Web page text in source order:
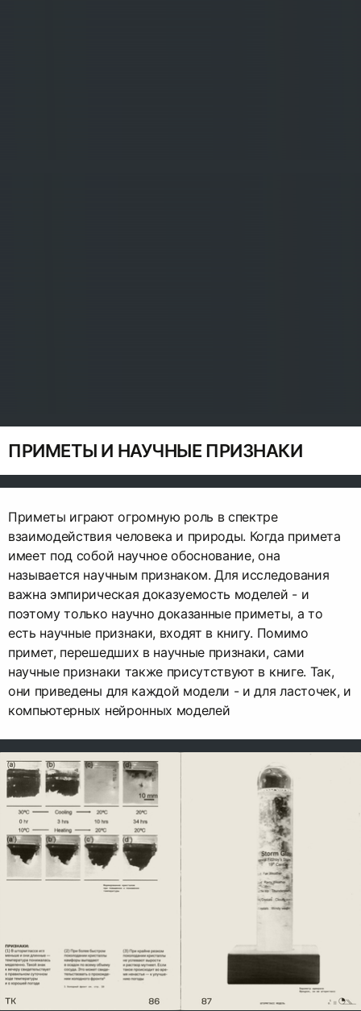
ПРИМЕТЫ И НАУЧНЫЕ ПРИЗНАКИ
Приметы играют огромную роль в спектре
взаимодействия человека и природы. Когда примета
имеет под собой научное обоснование, она
называется научным признаком. Для исследования
важна эмпирическая доказуемость моделей - и
поэтому только научно доказанные приметы, а то
есть научные признаки, входят в книгу. Помимо
примет, перешедших в научные признаки, сами
научные признаки также присутствуют в книге. Так,
они приведены для каждой модели - и для ласточек, и
компьютерных нейронных моделей